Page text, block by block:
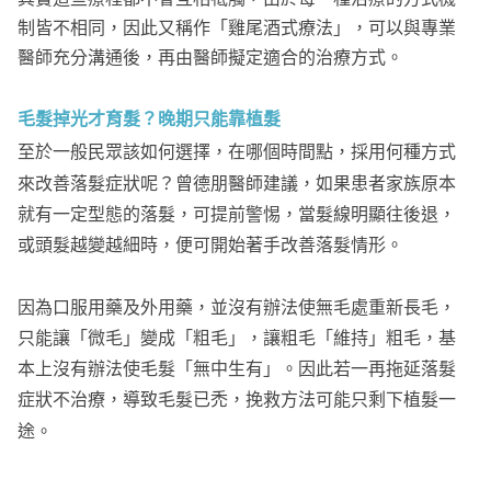
制皆不相同，因此又稱作「雞尾酒式療法」，可以與專業
醫師充分溝通後，再由醫師擬定適合的治療方式。
毛髮掉光才育髮？晚期只能靠植髮
至於一般民眾該如何選擇，在哪個時間點，採用何種方式
來改善落髮症狀呢？曾德朋醫師建議，如果患者家族原本
就有一定型態的落髮，可提前警惕，當髮線明顯往後退，
或頭髮越變越細時，便可開始著手改善落髮情形。
因為口服用藥及外用藥，並沒有辦法使無毛處重新長毛，
只能讓「微毛」變成「粗毛」，讓粗毛「維持」粗毛，基
本上沒有辦法使毛髮「無中生有」。因此若一再拖延落髮
症狀不治療，導致毛髮已禿，挽救方法可能只剩下植髮一
途。